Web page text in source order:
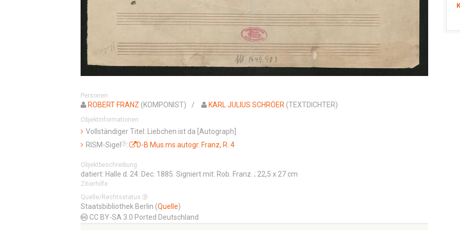
Personen
ROBERT FRANZ (KOMPONIST) KARL JULIUS SCHRÖER (TEXTDICHTER)
Objektinformationen
Vollständiger Titel: Liebchen ist da [Autograph]
RISM-Sigel
: D-B Mus.ms.autogr. Franz, R. 4
Objektbeschreibung
datiert: Halle d. 24: Dec. 1885. Signiert mit: Rob. Franz. ; 22,5 x 27 cm
Zitierhilfe
Quelle/Rechtsstatus
Staatsbibliothek Berlin (Quelle)
CC BY-SA 3.0 Ported Deutschland